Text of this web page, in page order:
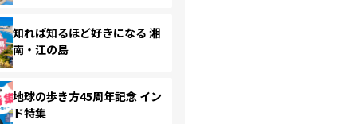
知れば知るほど好きになる 湘
南・江の島
地球の歩き方45周年記念 イン
ド特集